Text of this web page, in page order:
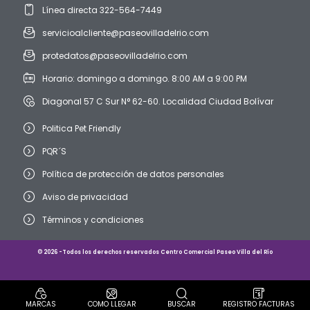
Línea directa 322-564-7449
servicioalcliente@paseovilladelrio.com
protedatos@paseovilladelrio.com
Horario: domingo a domingo. 8:00 AM a 9:00 PM
Diagonal 57 C Sur N° 62-60. Localidad Ciudad Bolívar
Politica Pet Friendly
PQR´S
Política de protección de datos personales
Aviso de privacidad
Términos y condiciones
MARCAS COMO LLEGAR BUSCAR REGISTRO FACTURAS
© 2026 -Todos los derechos reservados Centro Comercial Paseo Villa del Río